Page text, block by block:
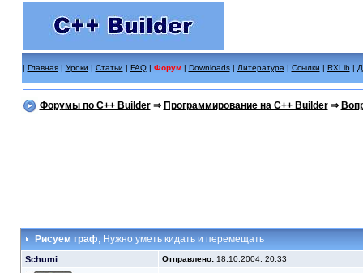
| Главная| Уроки | Статьи | FAQ| Форум | Downloads| Литература | Ссылки | RXLib |
Форумы по C++ Builder⇒ Программирование на C++ Builder⇒
Рисуем граф, Нужно уметь кидать и перемещать
Schumi Отправлено:18.10.2004, 20:33